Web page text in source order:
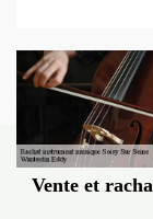
Vente et